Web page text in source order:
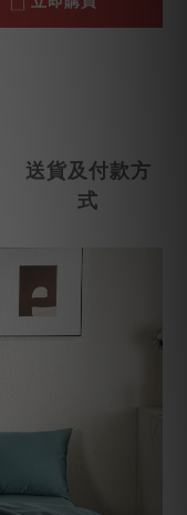
送貨及付款方
式